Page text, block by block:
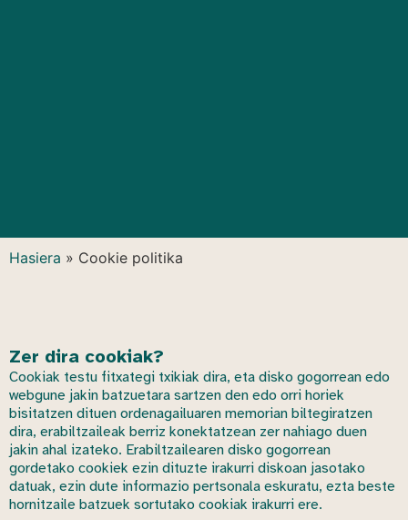
Hasiera » Cookie politika
Zer dira cookiak?
Cookiak testu fitxategi txikiak dira, eta disko gogorrean edo
webgune jakin batzuetara sartzen den edo orri horiek
bisitatzen dituen ordenagailuaren memorian biltegiratzen
dira, erabiltzaileak berriz konektatzean zer nahiago duen
jakin ahal izateko. Erabiltzailearen disko gogorrean
gordetako cookiek ezin dituzte irakurri diskoan jasotako
datuak, ezin dute informazio pertsonala eskuratu, ezta beste
hornitzaile batzuek sortutako cookiak irakurri ere.